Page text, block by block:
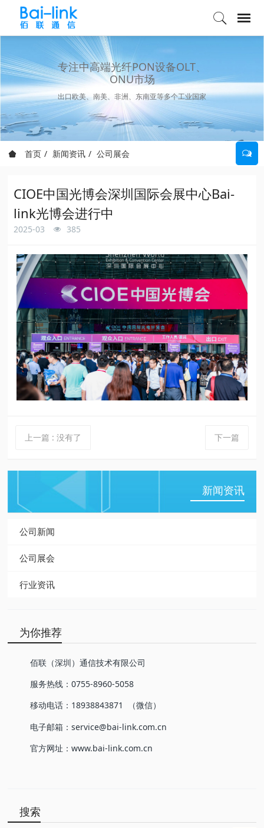
专注中高端光纤PON设备OLT、
ONU市场
出口欧美、南美、非洲、东南亚等多个工业国家
首页 新闻资讯 公司展会
CIOE中国光博会深圳国际会展中心Bai-
link光博会进行中
2025-03 385
上一篇 :没有了 下一篇
新闻资讯
公司新闻
公司展会
行业资讯
为你推荐
佰联（深圳）通信技术有限公司
服务热线：0755-8960-5058
移动电话：18938843871 （微信）
电子邮箱：service@bai-link.com.cn
官方网址：www.bai-link.com.cn
搜索